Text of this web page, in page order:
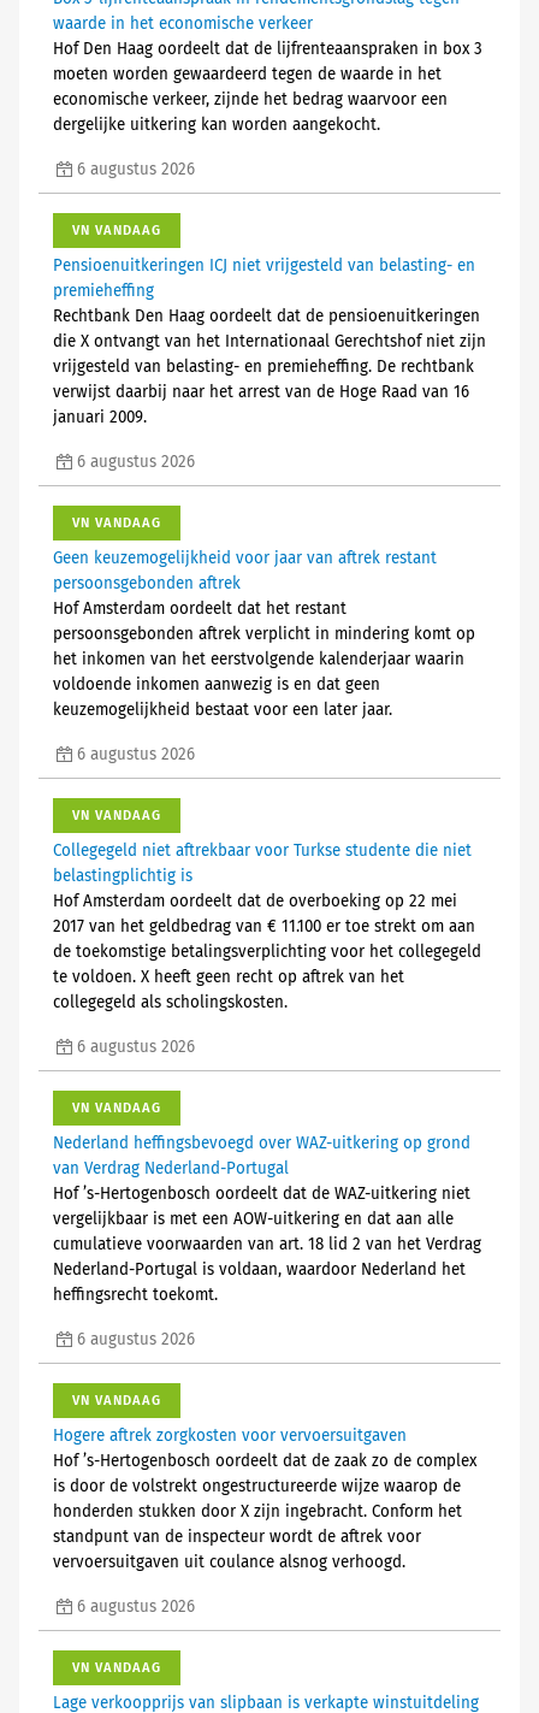
waarde in het economische verkeer
Hof Den Haag oordeelt dat de lijfrenteaanspraken in box 3
moeten worden gewaardeerd tegen de waarde in het
economische verkeer, zijnde het bedrag waarvoor een
dergelijke uitkering kan worden aangekocht.
6 augustus 2026
VN VANDAAG
Pensioenuitkeringen ICJ niet vrijgesteld van belasting- en
premieheffing
Rechtbank Den Haag oordeelt dat de pensioenuitkeringen
die X ontvangt van het Internationaal Gerechtshof niet zijn
vrijgesteld van belasting- en premieheffing. De rechtbank
verwijst daarbij naar het arrest van de Hoge Raad van 16
januari 2009.
6 augustus 2026
VN VANDAAG
Geen keuzemogelijkheid voor jaar van aftrek restant
persoonsgebonden aftrek
Hof Amsterdam oordeelt dat het restant
persoonsgebonden aftrek verplicht in mindering komt op
het inkomen van het eerstvolgende kalenderjaar waarin
voldoende inkomen aanwezig is en dat geen
keuzemogelijkheid bestaat voor een later jaar.
6 augustus 2026
VN VANDAAG
Collegegeld niet aftrekbaar voor Turkse studente die niet
belastingplichtig is
Hof Amsterdam oordeelt dat de overboeking op 22 mei
2017 van het geldbedrag van € 11.100 er toe strekt om aan
de toekomstige betalingsverplichting voor het collegegeld
te voldoen. X heeft geen recht op aftrek van het
collegegeld als scholingskosten.
6 augustus 2026
VN VANDAAG
Nederland heffingsbevoegd over WAZ-uitkering op grond
van Verdrag Nederland-Portugal
Hof ’s-Hertogenbosch oordeelt dat de WAZ-uitkering niet
vergelijkbaar is met een AOW-uitkering en dat aan alle
cumulatieve voorwaarden van art. 18 lid 2 van het Verdrag
Nederland-Portugal is voldaan, waardoor Nederland het
heffingsrecht toekomt.
6 augustus 2026
VN VANDAAG
Hogere aftrek zorgkosten voor vervoersuitgaven
Hof ’s-Hertogenbosch oordeelt dat de zaak zo de complex
is door de volstrekt ongestructureerde wijze waarop de
honderden stukken door X zijn ingebracht. Conform het
standpunt van de inspecteur wordt de aftrek voor
vervoersuitgaven uit coulance alsnog verhoogd.
6 augustus 2026
VN VANDAAG
Lage verkoopprijs van slipbaan is verkapte winstuitdeling